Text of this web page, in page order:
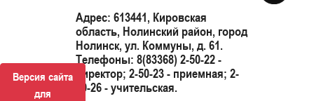
Версия сайта
для
Адрес: 613441, Кировская
область, Нолинский район, город
Нолинск, ул. Коммуны, д. 61.
Телефоны: 8(83368) 2-50-22 -
директор; 2-50-23 - приемная; 2-
50-26 - учительская.